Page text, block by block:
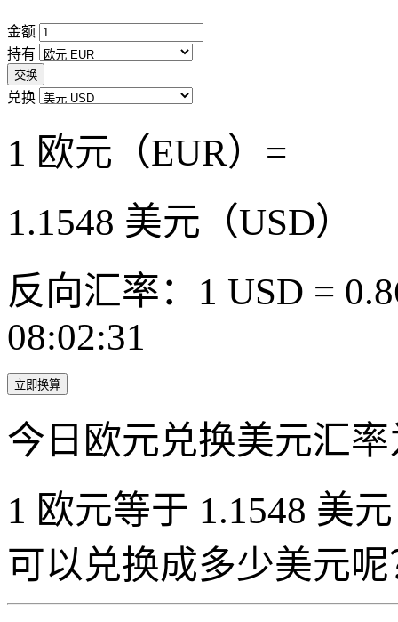
金额
持有
交换
兑换
1 欧元（EUR）=
1.1548 美元（USD）
反向汇率：1 USD =
08:02:31
立即换算
今日欧元兑换美元汇
1 欧元等于 1.1548 美
可以兑换成多少美元呢